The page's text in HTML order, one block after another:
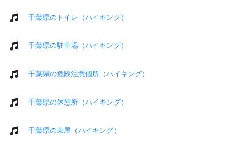
千葉県のトイレ（ハイキング）
千葉県の駐車場（ハイキング）
千葉県の危険注意個所（ハイキング）
千葉県の休憩所（ハイキング）
千葉県の東屋（ハイキング）